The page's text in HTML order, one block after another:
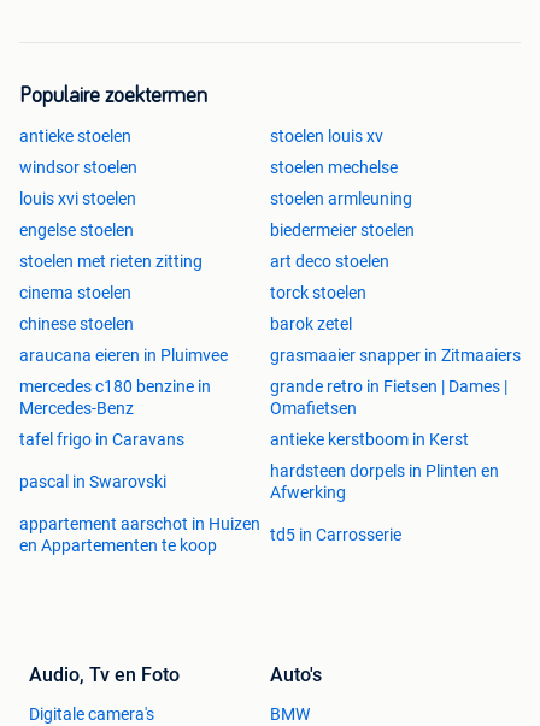
Populaire zoektermen
antieke stoelen
stoelen louis xv
windsor stoelen
stoelen mechelse
louis xvi stoelen
stoelen armleuning
engelse stoelen
biedermeier stoelen
stoelen met rieten zitting
art deco stoelen
cinema stoelen
torck stoelen
chinese stoelen
barok zetel
araucana eieren in Pluimvee
grasmaaier snapper in Zitmaaiers
mercedes c180 benzine in
Mercedes-Benz
grande retro in Fietsen | Dames |
Omafietsen
tafel frigo in Caravans
antieke kerstboom in Kerst
pascal in Swarovski
hardsteen dorpels in Plinten en
Afwerking
appartement aarschot in Huizen
en Appartementen te koop
td5 in Carrosserie
Audio, Tv en Foto
Digitale camera's
Auto's
BMW